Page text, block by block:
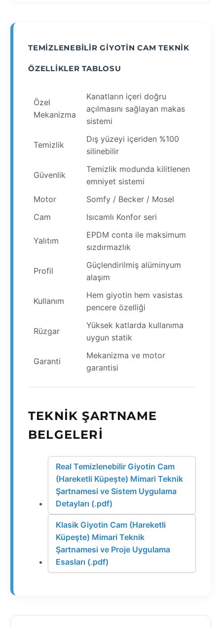
TEMIZLENEBILIR GIYOTIN CAM TEKNIK
ÖZELLIKLER TABLOSU
Özel
Mekanizma
Kanatların içeri doğru
açılmasını sağlayan makas
sistemi
Temizlik
Dış yüzeyi içeriden %100
silinebilir
Güvenlik
Temizlik modunda kilitlenen
emniyet sistemi
Motor
Somfy / Becker / Mosel
Cam
Isıcamlı Konfor seri
Yalıtım
EPDM conta ile maksimum
sızdırmazlık
Profil
Güçlendirilmiş alüminyum
alaşım
Kullanım
Hem giyotin hem vasistas
pencere özelliği
Rüzgar
Yüksek katlarda kullanıma
uygun statik
Garanti
Mekanizma ve motor
garantisi
TEKNIK ŞARTNAME
BELGELERI
Real Temizlenebilir Giyotin Cam
(Hareketli Küpeşte) Mimari Teknik
Şartnamesi ve Sistem Uygulama
Detayları (.pdf)
Klasik Giyotin Cam (Hareketli
Küpeşte) Mimari Teknik
Şartnamesi ve Proje Uygulama
Esasları (.pdf)